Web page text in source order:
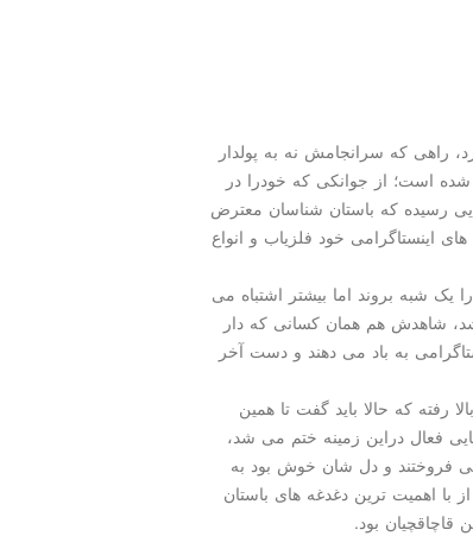
راهی که سرانجامش نه به پولدار
است؛ از جوانکی که خودرا در
رسیده که باستان شناسان معترض
اینستاگرامی خود فلزیاب و انواع
شبه بروند اما بیشتر اشتباه می
شاهدش هم همان کسانی که دار
به باد می دهند و دست آخر
که حالا باید گفت تا همین
فعال دراین زمینه ختم می شد،
فروختند و دل شان خوش بود به
اهمیت ترین دغدغه های باستان
قاچاقچیان بود.